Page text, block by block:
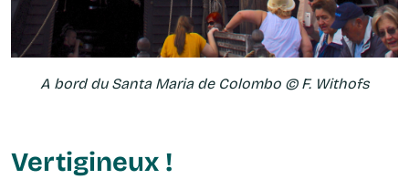
A bord du Santa Maria de Colombo © F. Withofs
Vertigineux !